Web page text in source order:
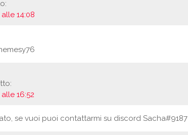
14:08
16:52
se vuoi puoi contattarmi su discord Sacha#9187